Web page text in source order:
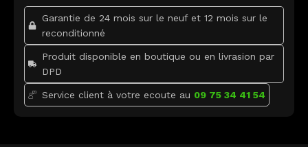
k
Garantie de 24 mois sur le neuf et 12 mois sur le
reconditionné
Produit disponible en boutique ou en livrasion par
DPD
Service client à votre ecoute au 09 75 34 41 54